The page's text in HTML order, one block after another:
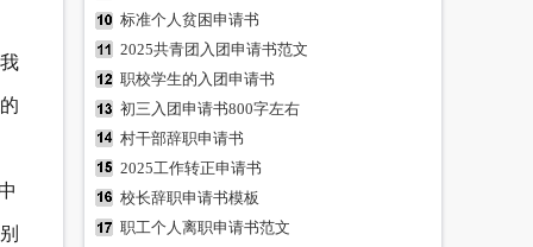
标准个人贫困申请书
2025共青团入团申请书范文
职校学生的入团申请书
初三入团申请书800字左右
村干部辞职申请书
2025工作转正申请书
校长辞职申请书模板
职工个人离职申请书范文